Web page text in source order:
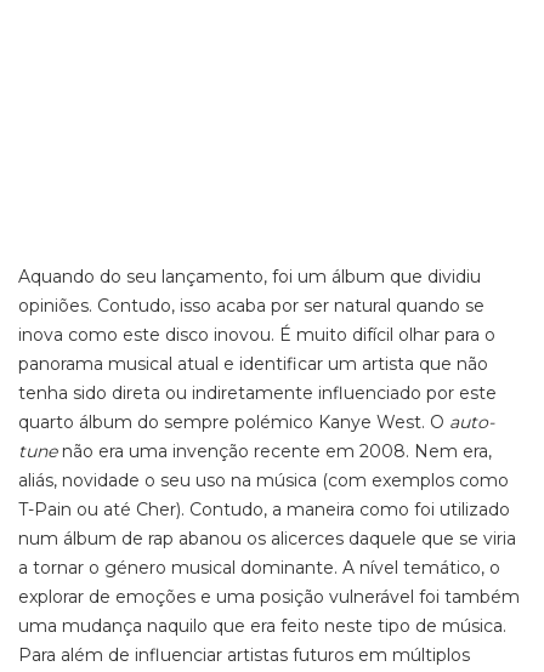
Aquando do seu lançamento, foi um álbum que dividiu
opiniões. Contudo, isso acaba por ser natural quando se
inova como este disco inovou. É muito difícil olhar para o
panorama musical atual e identificar um artista que não
tenha sido direta ou indiretamente influenciado por este
quarto álbum do sempre polémico Kanye West. O auto-
tune não era uma invenção recente em 2008. Nem era,
aliás, novidade o seu uso na música (com exemplos como
T-Pain ou até Cher). Contudo, a maneira como foi utilizado
num álbum de rap abanou os alicerces daquele que se viria
a tornar o género musical dominante. A nível temático, o
explorar de emoções e uma posição vulnerável foi também
uma mudança naquilo que era feito neste tipo de música.
Para além de influenciar artistas futuros em múltiplos